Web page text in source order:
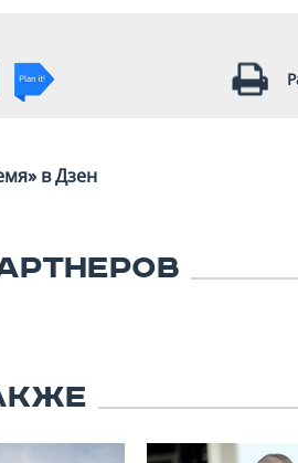
в Дзен